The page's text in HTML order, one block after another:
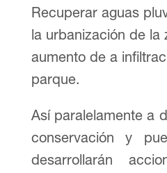
Recuperar aguas
la urbanización de la
aumento de a
parque.
Así paralelamente a
conservación y
desarrollarán